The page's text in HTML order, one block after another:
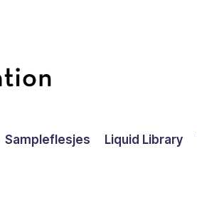
Sampleflesjes Liquid Library